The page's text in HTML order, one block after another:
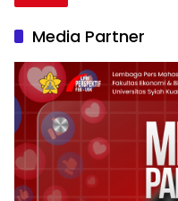
Media Partner